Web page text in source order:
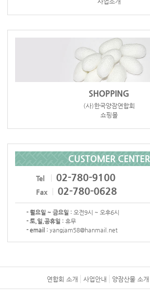
SHOPPING
(사)한국양잠연합회
쇼핑몰
CUSTOMER CENTER
Tel 02-780-9100
Fax 02-780-0628
- 월요일 ~ 금요일 : 오전9시 ~ 오후6시
- 토,일,공휴일 : 휴무
- email : yangjam58@hanmail.net
연합회 소개 사업안내 양잠산물 소개